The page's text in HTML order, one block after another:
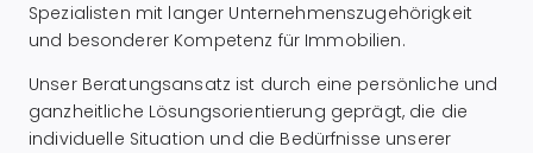
Spezialisten mit langer Unternehmenszugehörigkeit
und besonderer Kompetenz für Immobilien.
Unser Beratungsansatz ist durch eine persönliche und
ganzheitliche Lösungsorientierung geprägt, die die
individuelle Situation und die Bedürfnisse unserer